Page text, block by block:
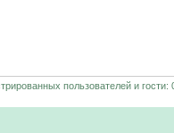
пользователей и гости: